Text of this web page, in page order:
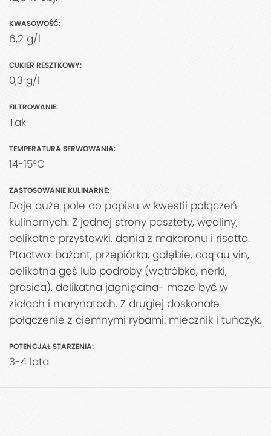
KWASOWOŚĆ:
6,2 g/l
CUKIER RESZTKOWY:
0,3 g/l
FILTROWANIE:
Tak
TEMPERATURA SERWOWANIA:
14-15°C
ZASTOSOWANIE KULINARNE:
Daje duże pole do popisu w kwestii połączeń
kulinarnych. Z jednej strony pasztety, wędliny,
delikatne przystawki, dania z makaronu i risotta.
Ptactwo: bażant, przepiórka, gołębie, coq au vin,
delikatna gęś lub podroby (wątróbka, nerki,
grasica), delikatna jagnięcina- może być w
ziołach i marynatach. Z drugiej doskonałe
połączenie z ciemnymi rybami: miecznik i tuńczyk.
POTENCJAŁ STARZENIA:
3-4 lata